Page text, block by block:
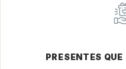
PRESENTES